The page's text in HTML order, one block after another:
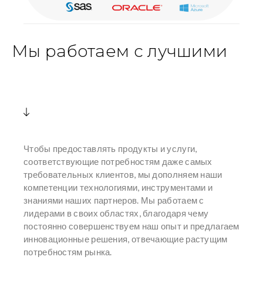
Мы работаем с лучшими
Чтобы предоставлять продукты и услуги,
соответствующие потребностям даже самых
требовательных клиентов, мы дополняем наши
компетенции технологиями, инструментами и
знаниями наших партнеров. Мы работаем с
лидерами в своих областях, благодаря чему
постоянно совершенствуем наш опыт и предлагаем
инновационные решения, отвечающие растущим
потребностям рынка.